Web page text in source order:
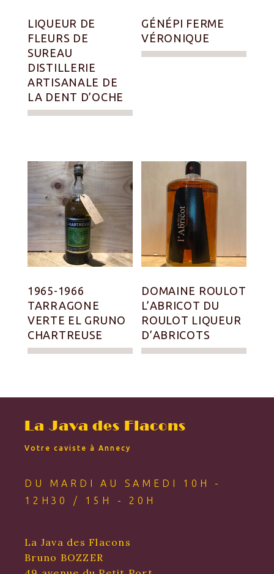
LIQUEUR DE
FLEURS DE
SUREAU
DISTILLERIE
ARTISANALE DE
LA DENT D’OCHE
GÉNÉPI FERME
VÉRONIQUE
1965-1966
TARRAGONE
VERTE EL GRUNO
CHARTREUSE
DOMAINE ROULOT
L’ABRICOT DU
ROULOT LIQUEUR
D’ABRICOTS
La Java des Flacons
Votre caviste à Annecy
DU MARDI AU SAMEDI 10H -
12H30 / 15H - 20H
La Java des Flacons
Bruno BOZZER